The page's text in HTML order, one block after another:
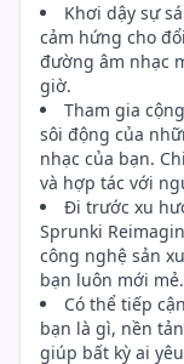
Khơi dậy sự
cảm hứng cho
đường âm nhạc
giờ.
Tham gia
sôi động của
nhạc của bạn.
và hợp tác với
Đi trước xu
Sprunki
công nghệ sản
bạn luôn mới mẻ.
Có thể tiếp
bạn là gì, nền
giúp bất kỳ ai